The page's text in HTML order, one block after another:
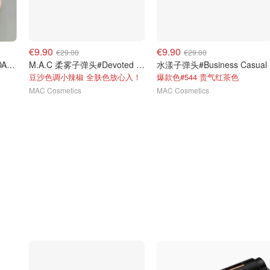
M.A.C 锁色弹唇釉#62BODACIOUS迷醉粉
€9.90 €29.00
M.A.C 柔雾子弹头#Devoted to Chili
豆沙色调小辣椒 全肤色放心入！
MAC Cosmetics
€9.90 €29.00
水漾子弹头#Business Casual
爆款色#544 贵气红茶色
MAC Cosmetics